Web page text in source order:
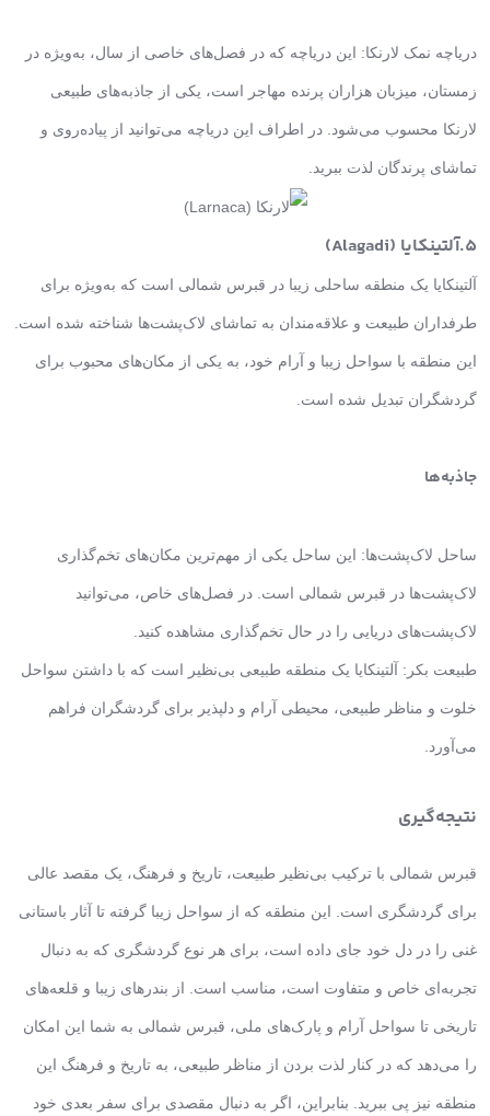
دریاچه نمک لارنکا: این دریاچه که در فصل‌های خاصی از سال، به‌ویژه در
زمستان، میزبان هزاران پرنده مهاجر است، یکی از جاذبه‌های طبیعی
لارنکا محسوب می‌شود. در اطراف این دریاچه می‌توانید از پیاده‌روی و
تماشای پرندگان لذت ببرید.
5.آلتینکایا (Alagadi)
آلتینکایا یک منطقه ساحلی زیبا در قبرس شمالی است که به‌ویژه برای
طرفداران طبیعت و علاقه‌مندان به تماشای لاک‌پشت‌ها شناخته شده است.
این منطقه با سواحل زیبا و آرام خود، به یکی از مکان‌های محبوب برای
گردشگران تبدیل شده است.
جاذبه‌ها
ساحل لاک‌پشت‌ها: این ساحل یکی از مهم‌ترین مکان‌های تخم‌گذاری
لاک‌پشت‌ها در قبرس شمالی است. در فصل‌های خاص، می‌توانید
لاک‌پشت‌های دریایی را در حال تخم‌گذاری مشاهده کنید.
طبیعت بکر: آلتینکایا یک منطقه طبیعی بی‌نظیر است که با داشتن سواحل
خلوت و مناظر طبیعی، محیطی آرام و دلپذیر برای گردشگران فراهم
می‌آورد.
نتیجه‌گیری
قبرس شمالی با ترکیب بی‌نظیر طبیعت، تاریخ و فرهنگ، یک مقصد عالی
برای گردشگری است. این منطقه که از سواحل زیبا گرفته تا آثار باستانی
غنی را در دل خود جای داده است، برای هر نوع گردشگری که به دنبال
تجربه‌ای خاص و متفاوت است، مناسب است. از بندرهای زیبا و قلعه‌های
تاریخی تا سواحل آرام و پارک‌های ملی، قبرس شمالی به شما این امکان
را می‌دهد که در کنار لذت بردن از مناظر طبیعی، به تاریخ و فرهنگ این
منطقه نیز پی ببرید. بنابراین، اگر به دنبال مقصدی برای سفر بعدی خود